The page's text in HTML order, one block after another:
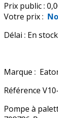
Prix public :
Votre prix :
Délai : En stock
Marque :
Référence
Pompe à